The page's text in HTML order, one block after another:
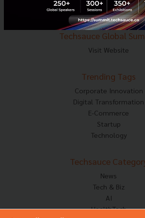
ส่งบทความ
Techsauce Global
Visit Website
Trending Tags
Corporate Innovation
Digital Transformation
E-Commerce
Startup
Technology
Techsauce
News
Tech & Biz
AI
HealthTech